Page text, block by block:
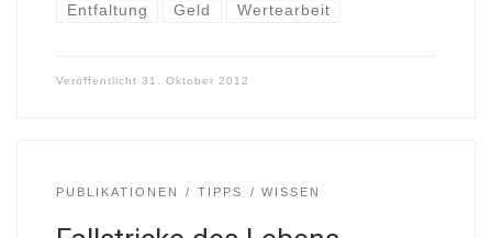
Entfaltung Geld Wertearbeit
Veröffentlicht 31. Oktober 2012
PUBLIKATIONEN TIPPS WISSEN